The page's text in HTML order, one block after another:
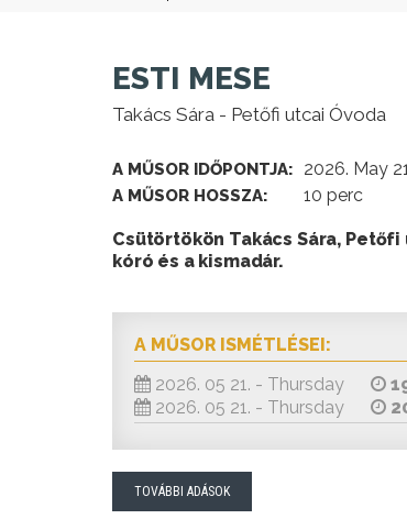
ESTI MESE
Takács Sára - Petőfi utcai Óvoda
A MŰSOR IDŐPONTJA: 2026. May
A MŰSOR HOSSZA: 10 perc
Csütörtökön Takács Sára,
kóró és a kismadár.
A MŰSOR ISMÉTLÉSEI:
2026. 05 21. - Thursday
2026. 05 21. - Thursday
TOVÁBBI ADÁSOK